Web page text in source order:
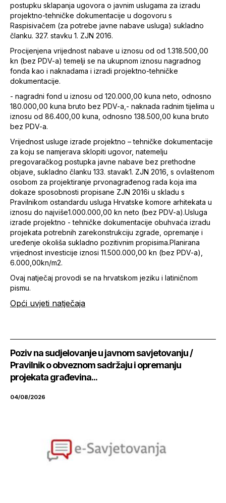
postupku sklapanja ugovora o javnim uslugama za izradu
projektno-tehničke dokumentacije u dogovoru s
Raspisivačem (za potrebe javne nabave usluga) sukladno
članku. 327. stavku 1. ZJN 2016.
Procijenjena vrijednost nabave u iznosu od od 1.318.500,00
kn (bez PDV-a) temelji se na ukupnom iznosu nagradnog
fonda kao i naknadama i izradi projektno-tehničke
dokumentacije.
- nagradni fond u iznosu od 120.000,00 kuna neto, odnosno
180.000,00 kuna bruto bez PDV-a,- naknada radnim tijelima u
iznosu od 86.400,00 kuna, odnosno 138.500,00 kuna bruto
bez PDV-a.
Vrijednost usluge izrade projektno – tehničke dokumentacije
za koju se namjerava sklopiti ugovor, natemelju
pregovaračkog postupka javne nabave bez prethodne
objave, sukladno članku 133. stavak1. ZJN 2016, s ovlaštenom
osobom za projektiranje prvonagrađenog rada koja ima
dokaze sposobnosti propisane ZJN 2016i u skladu s
Pravilnikom ostandardu usluga Hrvatske komore arhitekata u
iznosu do najviše1.000.000,00 kn neto (bez PDV-a).Usluga
izrade projektno - tehničke dokumentacije obuhvaća izradu
projekata potrebnih zarekonstrukciju zgrade, opremanje i
uređenje okoliša sukladno pozitivnim propisima.Planirana
vrijednost investicije iznosi 11.500.000,00 kn (bez PDV-a),
6.000,00kn/m2.
Ovaj natječaj provodi se na hrvatskom jeziku i latiničnom
pismu.
Opći uvjeti natječaja
Poziv na sudjelovanje u javnom savjetovanju /
Pravilnik o obveznom sadržaju i opremanju
projekata građevina...
04/08/2026